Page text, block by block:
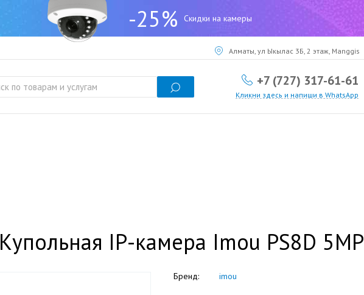
-25% Скидки на камеры
Алматы, ул Ыкылас 3Б, 2 этаж, Manggis
+7 (727) 317-61-61
Кликни здесь и напиши в WhatsApp
Купольная IP-камера Imou PS8D 5MP
Бренд: imou